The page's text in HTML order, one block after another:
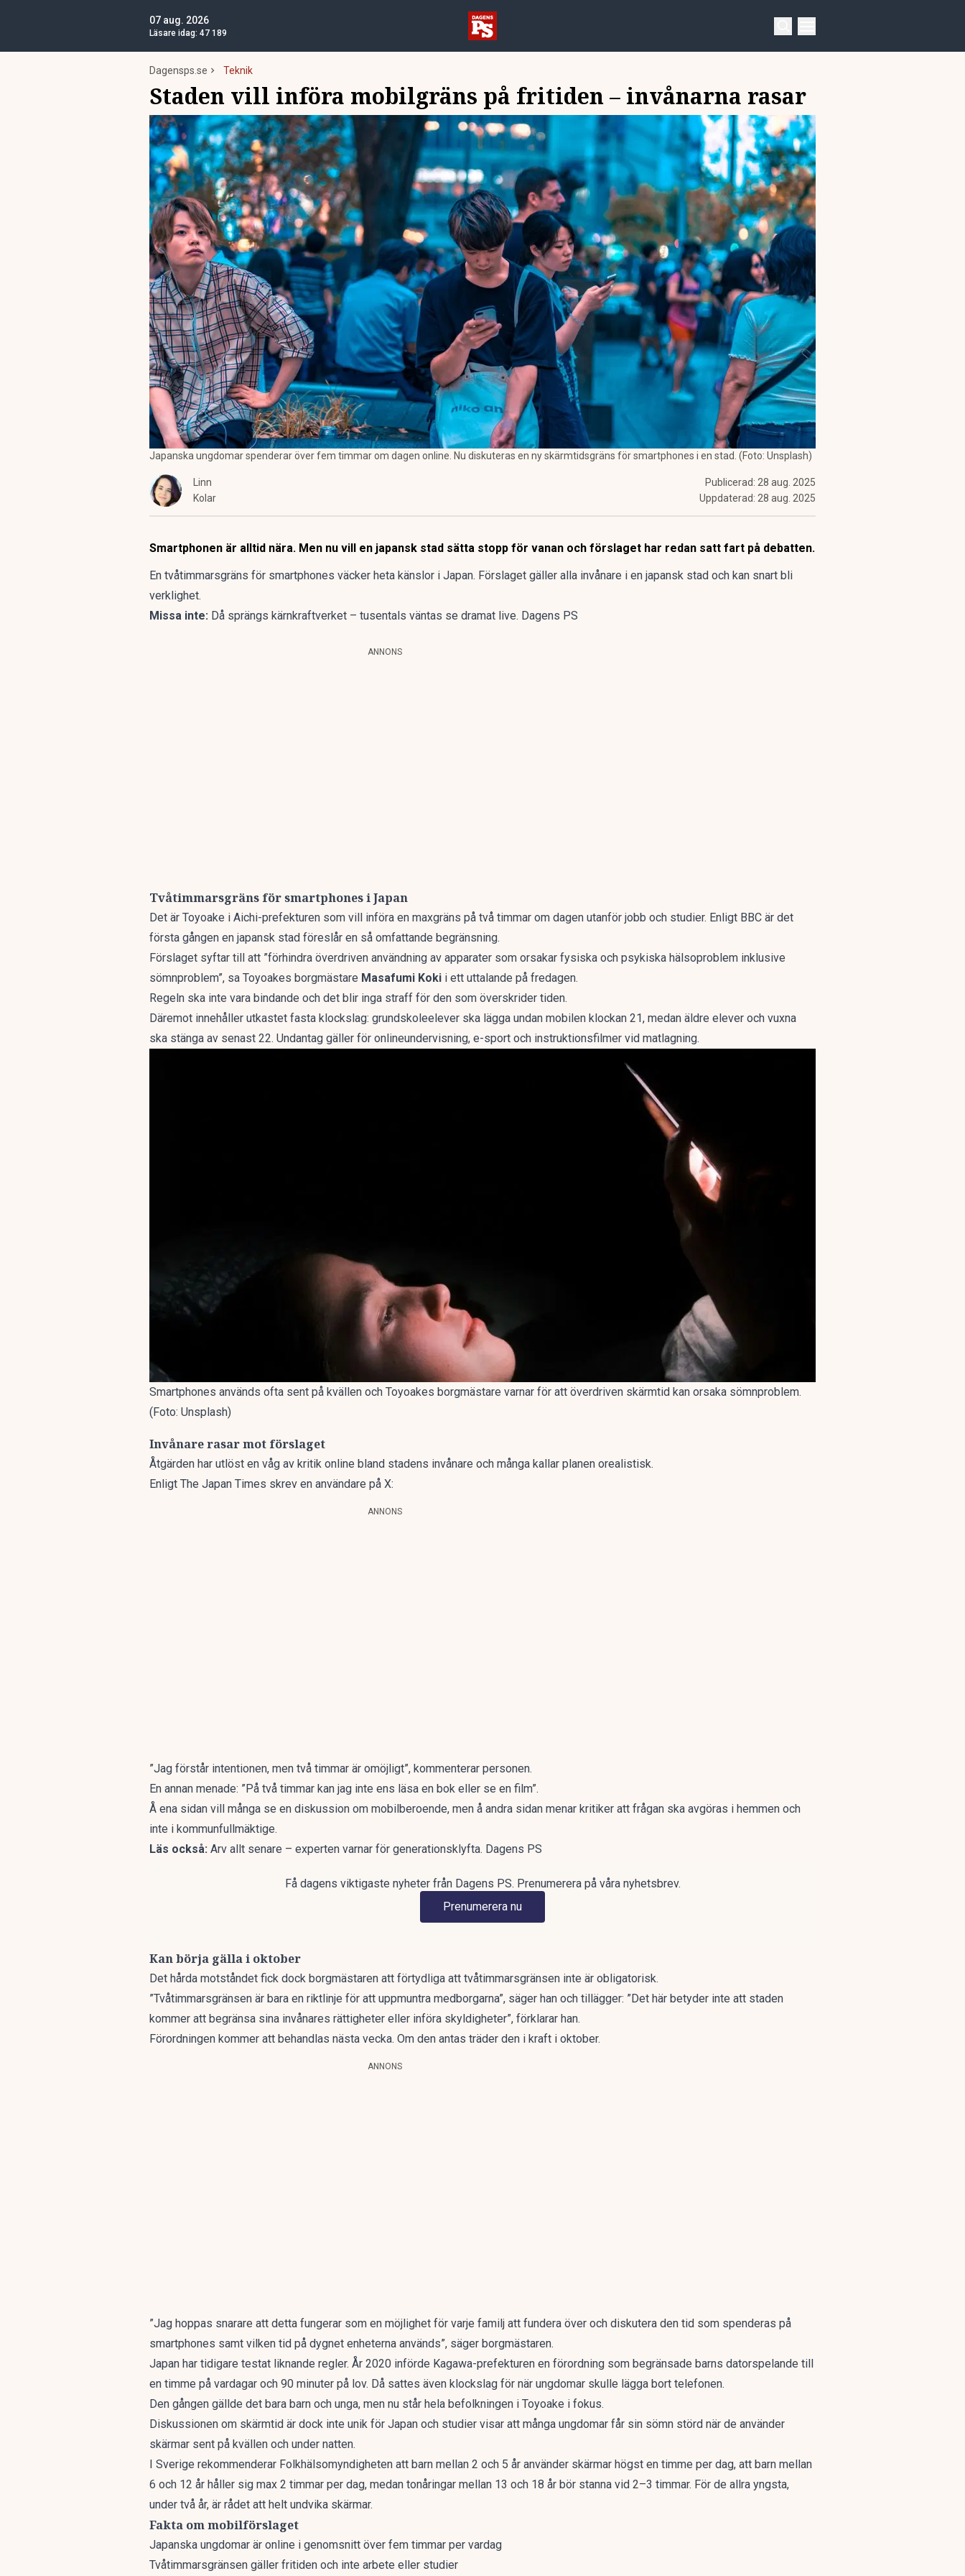
07 aug. 2026
Läsare idag: 47 189
Dagensps.se Teknik
Staden vill införa mobilgräns på fritiden – invånarna rasar
Japanska ungdomar spenderar över fem timmar om dagen online. Nu diskuteras en ny skärmtidsgräns för smartphones i en stad. (Foto: Unsplash)
Linn
Kolar
Publicerad: 28 aug. 2025
Uppdaterad: 28 aug. 2025
Smartphonen är alltid nära. Men nu vill en japansk stad sätta stopp för vanan och förslaget har redan satt fart på debatten.
En tvåtimmarsgräns för smartphones väcker heta känslor i Japan. Förslaget gäller alla invånare i en japansk stad och kan snart bli
verklighet.
Missa inte: Då sprängs kärnkraftverket – tusentals väntas se dramat live. Dagens PS
ANNONS
Tvåtimmarsgräns för smartphones i Japan
Det är Toyoake i Aichi-prefekturen som vill införa en maxgräns på två timmar om dagen utanför jobb och studier. Enligt BBC är det
första gången en japansk stad föreslår en så omfattande begränsning.
Förslaget syftar till att ”förhindra överdriven användning av apparater som orsakar fysiska och psykiska hälsoproblem inklusive
sömnproblem”, sa Toyoakes borgmästare Masafumi Koki i ett uttalande på fredagen.
Regeln ska inte vara bindande och det blir inga straff för den som överskrider tiden.
Däremot innehåller utkastet fasta klockslag: grundskoleelever ska lägga undan mobilen klockan 21, medan äldre elever och vuxna
ska stänga av senast 22. Undantag gäller för onlineundervisning, e-sport och instruktionsfilmer vid matlagning.
Smartphones används ofta sent på kvällen och Toyoakes borgmästare varnar för att överdriven skärmtid kan orsaka sömnproblem.
(Foto: Unsplash)
Invånare rasar mot förslaget
Åtgärden har utlöst en våg av kritik online bland stadens invånare och många kallar planen orealistisk.
Enligt The Japan Times skrev en användare på X:
ANNONS
”Jag förstår intentionen, men två timmar är omöjligt”, kommenterar personen.
En annan menade: ”På två timmar kan jag inte ens läsa en bok eller se en film”.
Å ena sidan vill många se en diskussion om mobilberoende, men å andra sidan menar kritiker att frågan ska avgöras i hemmen och
inte i kommunfullmäktige.
Läs också: Arv allt senare – experten varnar för generationsklyfta. Dagens PS
Få dagens viktigaste nyheter från Dagens PS. Prenumerera på våra nyhetsbrev.
Prenumerera nu
Kan börja gälla i oktober
Det hårda motståndet fick dock borgmästaren att förtydliga att tvåtimmarsgränsen inte är obligatorisk.
”Tvåtimmarsgränsen är bara en riktlinje för att uppmuntra medborgarna”, säger han och tillägger: ”Det här betyder inte att staden
kommer att begränsa sina invånares rättigheter eller införa skyldigheter”, förklarar han.
Förordningen kommer att behandlas nästa vecka. Om den antas träder den i kraft i oktober.
ANNONS
”Jag hoppas snarare att detta fungerar som en möjlighet för varje familj att fundera över och diskutera den tid som spenderas på
smartphones samt vilken tid på dygnet enheterna används”, säger borgmästaren.
Japan har tidigare testat liknande regler. År 2020 införde Kagawa-prefekturen en förordning som begränsade barns datorspelande till
en timme på vardagar och 90 minuter på lov. Då sattes även klockslag för när ungdomar skulle lägga bort telefonen.
Den gången gällde det bara barn och unga, men nu står hela befolkningen i Toyoake i fokus.
Diskussionen om skärmtid är dock inte unik för Japan och studier visar att många ungdomar får sin sömn störd när de använder
skärmar sent på kvällen och under natten.
I Sverige rekommenderar Folkhälsomyndigheten att barn mellan 2 och 5 år använder skärmar högst en timme per dag, att barn mellan
6 och 12 år håller sig max 2 timmar per dag, medan tonåringar mellan 13 och 18 år bör stanna vid 2–3 timmar. För de allra yngsta,
under två år, är rådet att helt undvika skärmar.
Fakta om mobilförslaget
Japanska ungdomar är online i genomsnitt över fem timmar per vardag
Tvåtimmarsgränsen gäller fritiden och inte arbete eller studier